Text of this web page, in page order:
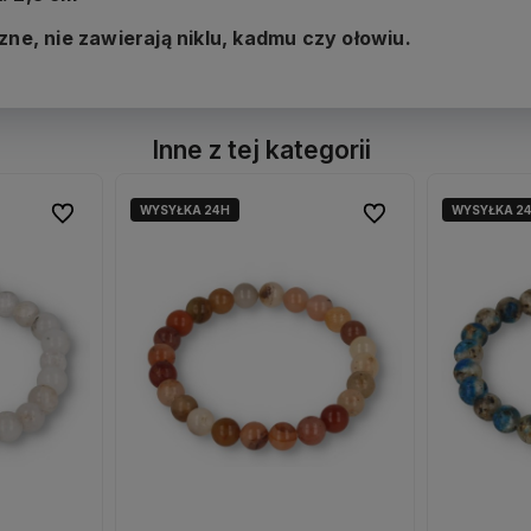
nie zawierają niklu, kadmu czy ołowiu.
Inne z tej kategorii
Do ulubionych
Do ulubionychWYSYŁKA 24H Do ulubionych
Do ulubionychWYSYŁKA